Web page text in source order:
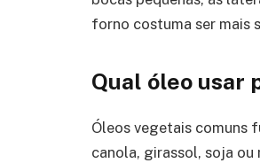
forno costuma ser mais
Qual óleo usar
Óleos vegetais comuns
canola, girassol, soja